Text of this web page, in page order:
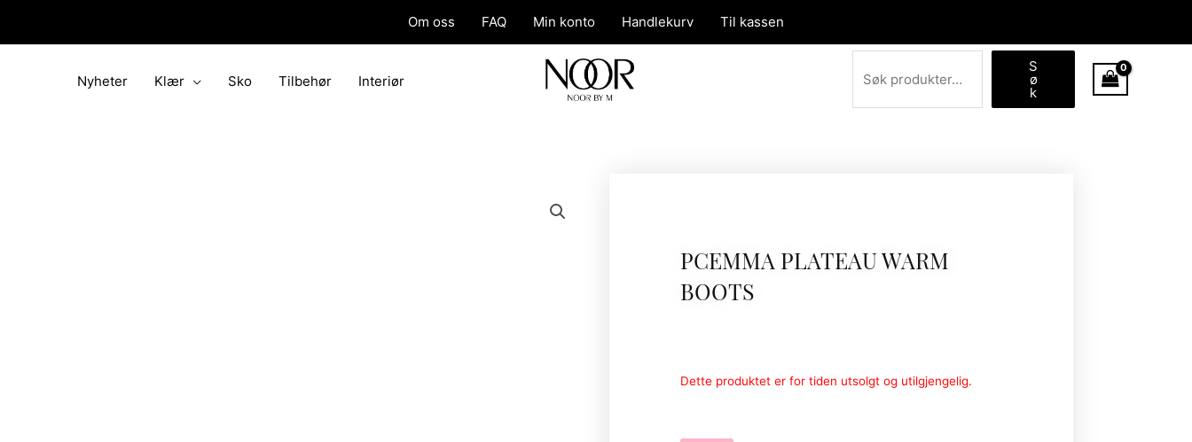
Om oss FAQ Min konto Handlekurv Til kassen
Nyheter Klær Sko Tilbehør Interiør
Søk
S
ø
k
PCEMMA PLATEAU WARM
BOOTS
Dette produktet er for tiden utsolgt og utilgjengelig.